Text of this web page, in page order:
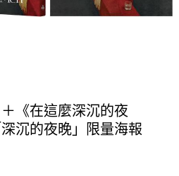
《在這麼深沉的夜
沉的夜晚」限量海報